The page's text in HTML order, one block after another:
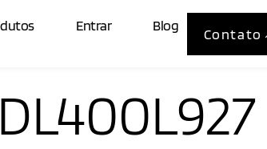
Entrar Blog
Contato